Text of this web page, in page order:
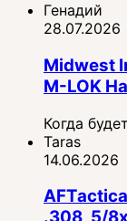
Генадий
28.07.2026
Midwest
M-LOK
Когда
Taras
14.06.2026